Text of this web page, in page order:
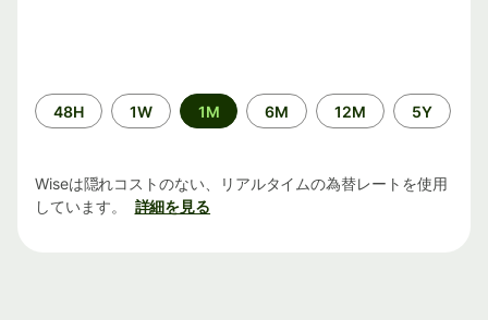
期
間
48H 1W 1M 6M 12M 5Y
Wiseは隠れコストのない、リアルタイムの為替レートを使用
しています。
詳細を見る